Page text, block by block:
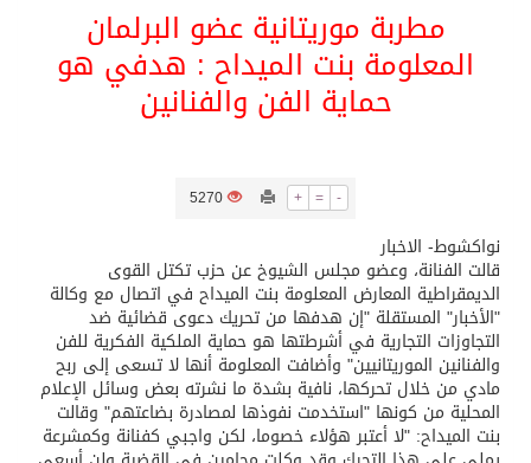
الأونكتاد»: السعودية تصعد للمرتبة الـ13 عالمياً في جذب الاستثمار الأجنبي في 2025 التدفقات قفزت 57.1 % إلى 33 مليار دولار مدفوعةً باستراتيجيات التنويع الاقتصادي
ثلة من الضابطات في الجييش الكويتي
كسوة الكعبة تعتلي البيت العتيق
مطربة موريتانية عضو البرلمان
المعلومة بنت الميداح : هدفي هو
حماية الفن والفنانين
+ = -
5270
نواكشوط- الاخبار
قالت الفنانة، وعضو مجلس الشيوخ عن حزب تكتل القوى
الديمقراطية المعارض المعلومة بنت الميداح في اتصال مع وكالة
"الأخبار" المستقلة "إن هدفها من تحريك دعوى قضائية ضد
التجاوزات التجارية في أشرطتها هو حماية الملكية الفكرية للفن
والفنانين الموريتانيين" وأضافت المعلومة أنها لا تسعى إلى ربح
مادي من خلال تحركها، نافية بشدة ما نشرته بعض وسائل الإعلام
المحلية من كونها "استخدمت نفوذها لمصادرة بضاعتهم" وقالت
بنت الميداح: "لا أعتبر هؤلاء خصوما، لكن واجبي كفنانة وكمشرعة